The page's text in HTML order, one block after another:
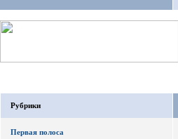
Рубрики
Первая полоса